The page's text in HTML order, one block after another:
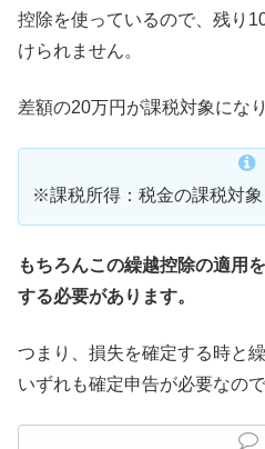
控除を使っているので、残り
けられません。
差額の20万円が課税対象になり
※課税所得：税金の課税対
もちろんこの繰越控除の適用
する必要があります。
つまり、損失を確定する時と
いずれも確定申告が必要なので